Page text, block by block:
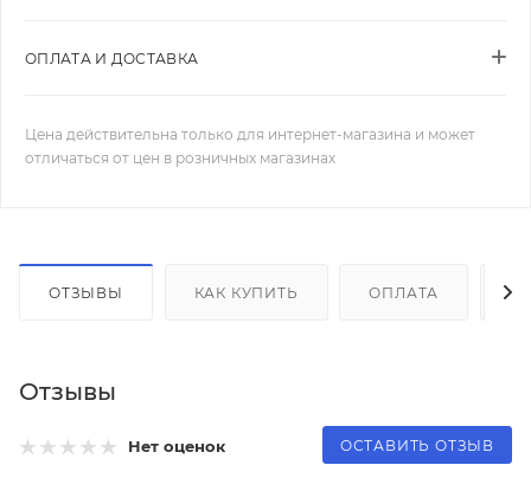
ОПЛАТА И ДОСТАВКА
Цена действительна только для интернет-магазина и может
отличаться от цен в розничных магазинах
ОТЗЫВЫ КАК КУПИТЬ ОПЛАТА
Отзывы
Нет оценок ОСТАВИТЬ ОТЗЫВ